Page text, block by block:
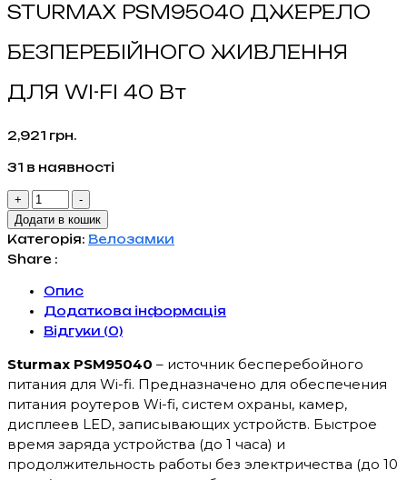
STURMAX PSM95040 ДЖЕРЕЛО
БЕЗПЕРЕБІЙНОГО ЖИВЛЕННЯ
ДЛЯ WI-FI 40 Вт
2,921 грн.
31 в наявності
+
STURMAX
PSM95040
ДЖЕРЕЛО
БЕЗПЕРЕБІЙНОГО
ДЛЯ
WI-
FI
-
Додати в кошик
Категорія: Велозамки
Share :
Опис
Додаткова інформація
Відгуки (0)
Sturmax PSM95040 – источник бесперебойного
питания для Wi-fi. Предназначено для обеспечения
питания роутеров Wi-fi, систем охраны, камер,
дисплеев LED, записывающих устройств. Быстрое
время заряда устройства (до 1 часа) и
продолжительность работы без электричества (до 10